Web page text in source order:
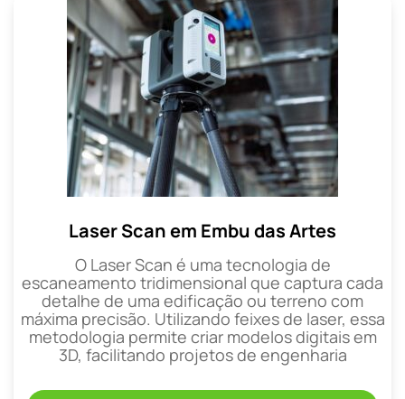
Laser Scan em Embu das Artes
O Laser Scan é uma tecnologia de
escaneamento tridimensional que captura cada
detalhe de uma edificação ou terreno com
máxima precisão. Utilizando feixes de laser, essa
metodologia permite criar modelos digitais em
3D, facilitando projetos de engenharia